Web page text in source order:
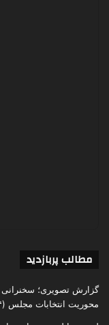
مطالب پربازدید
گزارش تصویری؛ سخنرانی
محوریت انتخابات مجلس (۱۵۸,۶۴۴)